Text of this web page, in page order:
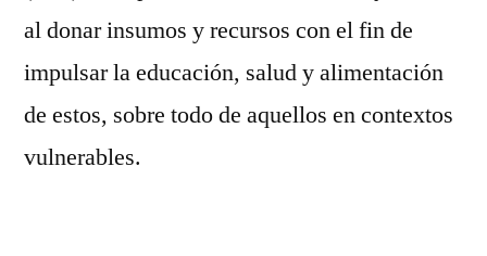
al donar insumos y recursos con el fin de
impulsar la educación, salud y alimentación
de estos, sobre todo de aquellos en contextos
vulnerables.